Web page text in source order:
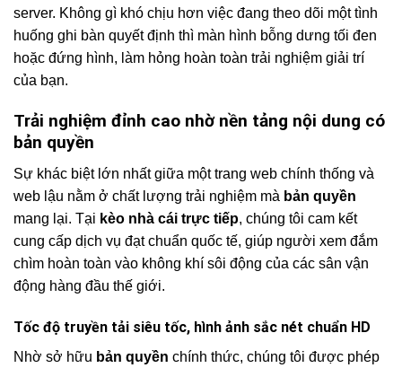
server. Không gì khó chịu hơn việc đang theo dõi một tình
huống ghi bàn quyết định thì màn hình bỗng dưng tối đen
hoặc đứng hình, làm hỏng hoàn toàn trải nghiệm giải trí
của bạn.
Trải nghiệm đỉnh cao nhờ nền tảng nội dung có
bản quyền
Sự khác biệt lớn nhất giữa một trang web chính thống và
web lậu nằm ở chất lượng trải nghiệm mà bản quyền
mang lại. Tại kèo nhà cái trực tiếp, chúng tôi cam kết
cung cấp dịch vụ đạt chuẩn quốc tế, giúp người xem đắm
chìm hoàn toàn vào không khí sôi động của các sân vận
động hàng đầu thế giới.
Tốc độ truyền tải siêu tốc, hình ảnh sắc nét chuẩn HD
Nhờ sở hữu bản quyền chính thức, chúng tôi được phép